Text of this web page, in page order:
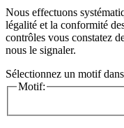
Nous effectuons
légalité et la conformité
contrôles vous constatez
nous le signaler.
Sélectionnez un motif
Motif: